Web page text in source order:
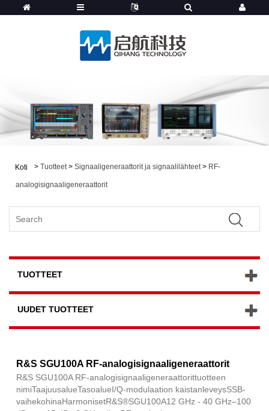
Koti > Tuotteet > Signaaligeneraattorit ja signaalilähteet > RF-
analogisignaaligeneraattorit
TUOTTEET
UUDET TUOTTEET
R&S SGU100A RF-analogisignaaligeneraattorit
R&S SGU100A RF-analogisignaaligeneraattorittuotteen
nimiTaajuusalueTasoalueI/Q-modulaation kaistanleveysSSB-
vaihekohinaHarmonisetR&S®SGU100A12 GHz - 40 GHz–100